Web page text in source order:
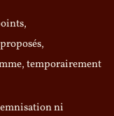
temporairement
ni